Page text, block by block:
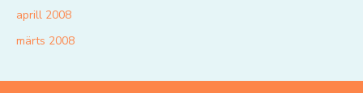
aprill 2008
märts 2008